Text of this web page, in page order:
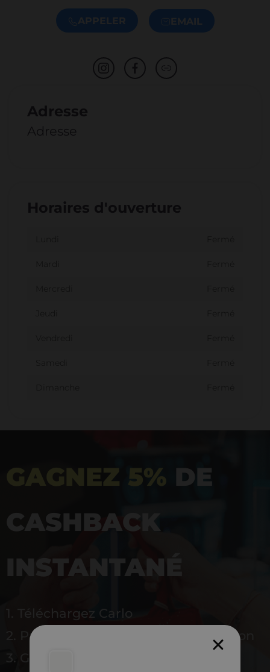
APPELER EMAIL
Adresse
Adresse
Horaires d'ouverture
GAGNEZ 5% DE
CASHBACK
INSTANTANÉ
1. Téléchargez Carlo
2. Payez en magasin avec l’application
3. Gagnez instantanément 5 % à